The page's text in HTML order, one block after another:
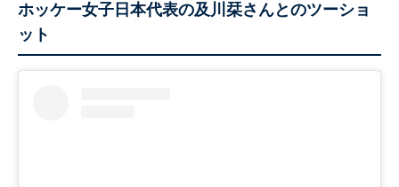
ホッケー女子日本代表の及川栞さんとのツーショ
ット